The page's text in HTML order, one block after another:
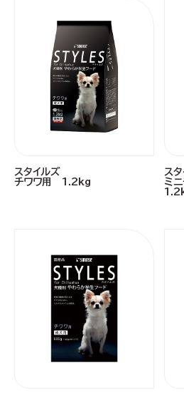
スタイルズ
チワワ用 1.2kg
ス
ミ